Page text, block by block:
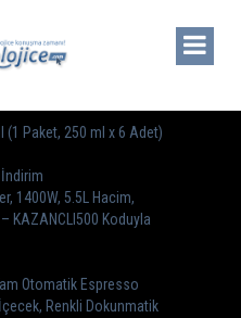
(1 Paket, 250 ml x 6 Adet)
İndirim
1400W, 5.5L Hacim,
KAZANCLI500 Koduyla
Otomatik Espresso
Renkli Dokunmatik